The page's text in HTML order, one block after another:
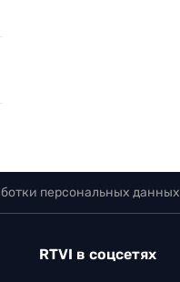
персональных данных
RTVI в соцсетях